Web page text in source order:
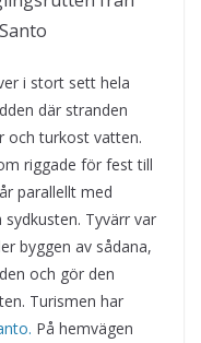
i stort sett hela
där stranden
och turkost vatten.
riggade för fest till
parallellt med
Tyvärr var
byggen av sådana,
och gör den
Turismen har
På hemvägen